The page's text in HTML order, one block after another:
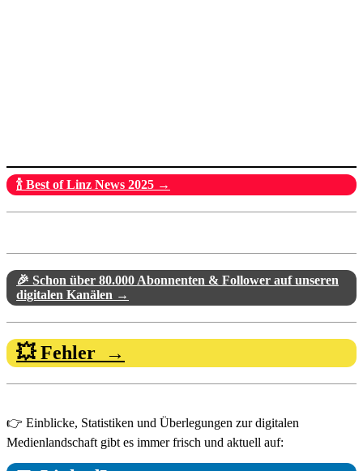
🍾 Best of Linz News 2025 →
🎉 Schon über 80.000 Abonnenten & Follower auf unseren
digitalen Kanälen →
💥 Fehler →
👉 Einblicke, Statistiken und Überlegungen zur digitalen
Medienlandschaft gibt es immer frisch und aktuell auf: